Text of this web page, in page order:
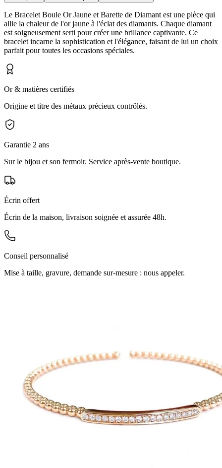
Le Bracelet Boule Or Jaune et Barette de Diamant est une pièce qui
allie la chaleur de l'or jaune à l'éclat des diamants. Chaque diamant
est soigneusement serti pour créer une brillance captivante. Ce
bracelet incarne la sophistication et l'élégance, faisant de lui un choix
parfait pour toutes les occasions spéciales.
Or & matières certifiés
Origine et titre des métaux précieux contrôlés.
Garantie 2 ans
Sur le bijou et son fermoir. Service après-vente boutique.
Écrin offert
Écrin de la maison, livraison soignée et assurée 48h.
Conseil personnalisé
Mise à taille, gravure, demande sur-mesure : nous appeler.